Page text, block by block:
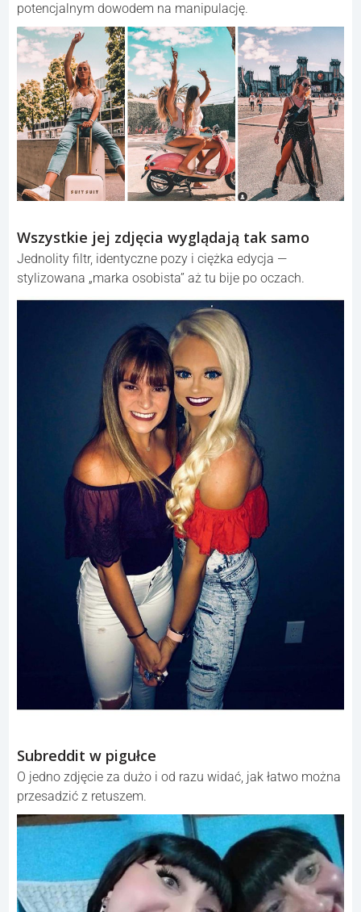
potencjalnym dowodem na manipulację.
Wszystkie jej zdjęcia wyglądają tak samo
Jednolity filtr, identyczne pozy i ciężka edycja —
stylizowana „marka osobista” aż tu bije po oczach.
Subreddit w pigułce
O jedno zdjęcie za dużo i od razu widać, jak łatwo można
przesadzić z retuszem.